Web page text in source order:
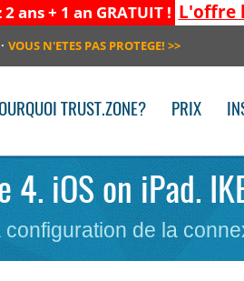
ans + 1 an GRATUIT ! L'offre
· VOUS N'ETES PAS PROTEGE! >>
TRUST.ZONE? PRIX
4. iOS on iPad.
de la